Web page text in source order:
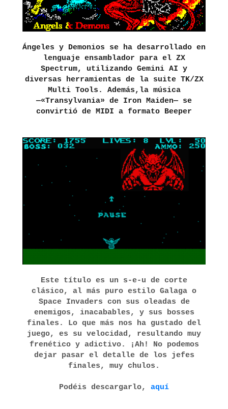
Ángeles y Demonios se ha desarrollado en
lenguaje ensamblador para el ZX
Spectrum, utilizando Gemini AI y
diversas herramientas de la suite TK/ZX
Multi Tools. Además,la música
—«Transylvania» de Iron Maiden— se
convirtió de MIDI a formato Beeper
Este título es un s-e-u de corte
clásico, al más puro estilo Galaga o
Space Invaders con sus oleadas de
enemigos, inacabables, y sus bosses
finales. Lo que más nos ha gustado del
juego, es su velocidad, resultando muy
frenético y adictivo. ¡Ah! No podemos
dejar pasar el detalle de los jefes
finales, muy chulos.
Podéis descargarlo, aquí